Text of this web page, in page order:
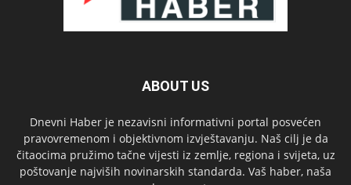
ABOUT US
Dnevni Haber je nezavisni informativni portal posvećen
pravovremenom i objektivnom izvještavanju. Naš cilj je da
čitaocima pružimo tačne vijesti iz zemlje, regiona i svijeta, uz
poštovanje najviših novinarskih standarda. Vaš haber, naša